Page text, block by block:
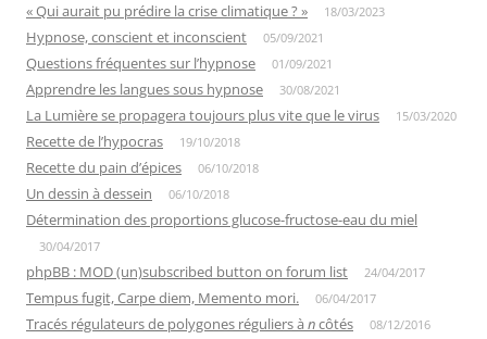
« Qui aurait pu prédire la crise climatique ? » 18/03/2023
Hypnose, conscient et inconscient 05/09/2021
Questions fréquentes sur l’hypnose 01/09/2021
Apprendre les langues sous hypnose 30/08/2021
La Lumière se propagera toujours plus vite que le virus 15/03/2020
Recette de l’hypocras 19/10/2018
Recette du pain d’épices 06/10/2018
Un dessin à dessein 06/10/2018
Détermination des proportions glucose-fructose-eau du miel
30/04/2017
phpBB : MOD (un)subscribed button on forum list 24/04/2017
Tempus fugit, Carpe diem, Memento mori. 06/04/2017
Tracés régulateurs de polygones réguliers à ncôtés 08/12/2016